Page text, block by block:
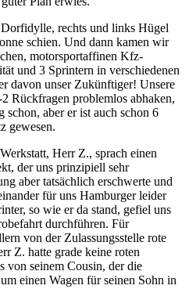
rechts und links Hügel
schien. Und dann kamen wir
motorsportaffinen Kfz-
und 3 Sprintern in verschiedenen
davon unser Zukünftiger! Unsere
Rückfragen problemlos abhaken,
schon, aber er ist auch schon 6
gewesen.
Herr Z., sprach einen
der uns prinzipiell sehr
aber tatsächlich erschwerte und
für uns Hamburger leider
so wie er da stand, gefiel uns
durchführen. Für
von der Zulassungsstelle rote
Z. hatte grade keine roten
von seinem Cousin, der die
einen Wagen für seinen Sohn in